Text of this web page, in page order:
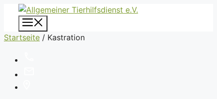
Zum
Inhalt
springen
Startseite / Kastration